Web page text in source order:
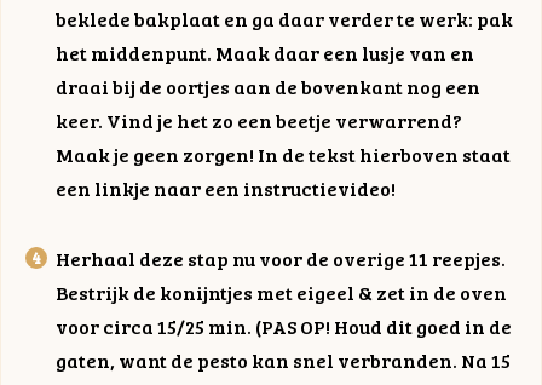
beklede bakplaat en ga daar verder te werk: pak
het middenpunt. Maak daar een lusje van en
draai bij de oortjes aan de bovenkant nog een
keer. Vind je het zo een beetje verwarrend?
Maak je geen zorgen! In de tekst hierboven staat
een linkje naar een instructievideo!
Herhaal deze stap nu voor de overige 11 reepjes.
Bestrijk de konijntjes met eigeel & zet in de oven
voor circa 15/25 min. (PAS OP! Houd dit goed in de
gaten, want de pesto kan snel verbranden. Na 15